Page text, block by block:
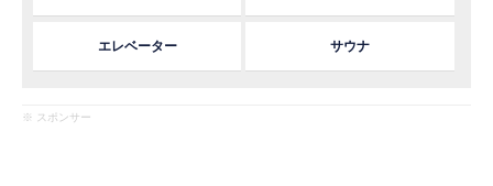
エレベーター サウナ
※ スポンサー